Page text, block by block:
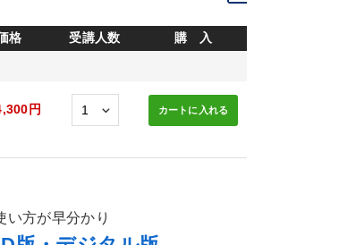
格 受講人数 購 入
円 カートに 入れる
方が早分かり